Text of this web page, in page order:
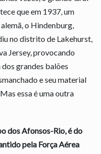
que em 1937, um
o Hindenburg,
no distrito de Lakehurst,
Jersey, provocando
grandes balões
e seu material
essa é uma outra
dos Afonsos-Rio, é do
pela Força Aérea